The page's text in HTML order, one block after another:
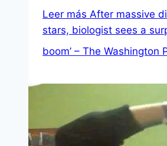
Leer más After massive
stars, biologist sees a
boom’ – The Washington